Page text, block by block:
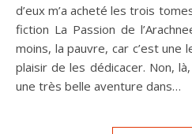
d’eux m’a acheté les trois
fiction La Passion de
moins, la pauvre, car c’est une
plaisir de les dédicacer. Non,
une très belle aventure dans…